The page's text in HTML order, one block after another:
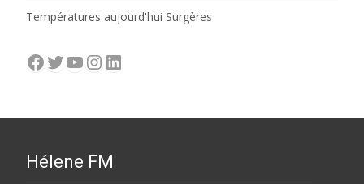
Températures aujourd'hui Surgères
Facebook
Twitter
YouTube
Instagram
LinkedIn
Hélene FM